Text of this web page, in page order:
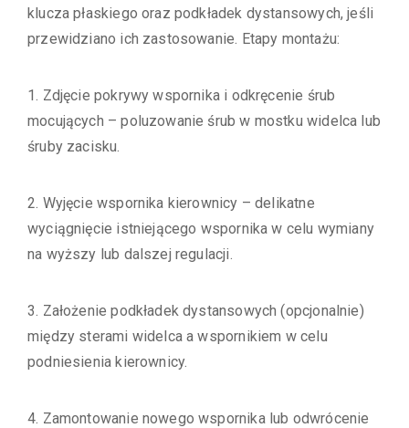
klucza płaskiego oraz podkładek dystansowych, jeśli
przewidziano ich zastosowanie. Etapy montażu:
1. Zdjęcie pokrywy wspornika i odkręcenie śrub
mocujących – poluzowanie śrub w mostku widelca lub
śruby zacisku.
2. Wyjęcie wspornika kierownicy – delikatne
wyciągnięcie istniejącego wspornika w celu wymiany
na wyższy lub dalszej regulacji.
3. Założenie podkładek dystansowych (opcjonalnie)
między sterami widelca a wspornikiem w celu
podniesienia kierownicy.
4. Zamontowanie nowego wspornika lub odwrócenie